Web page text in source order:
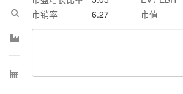
市销率
6.27 市值